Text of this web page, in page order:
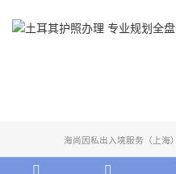
海尚因私出入境服务（上海